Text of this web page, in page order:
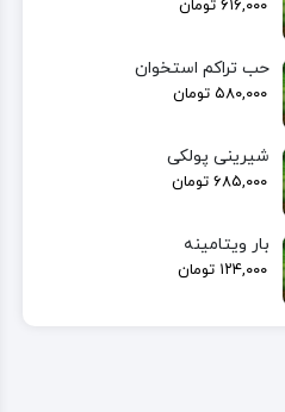
۶۱۶,۰۰۰ تومان
حب تراکم استخوان
۵۸۰,۰۰۰ تومان
شیرینی پولکی
۶۸۵,۰۰۰ تومان
بار ویتامینه
۱۲۴,۰۰۰ تومان